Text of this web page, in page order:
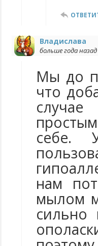
Владислава
больше года назад
Мы до
что
себе.
нам
мылом
сильно